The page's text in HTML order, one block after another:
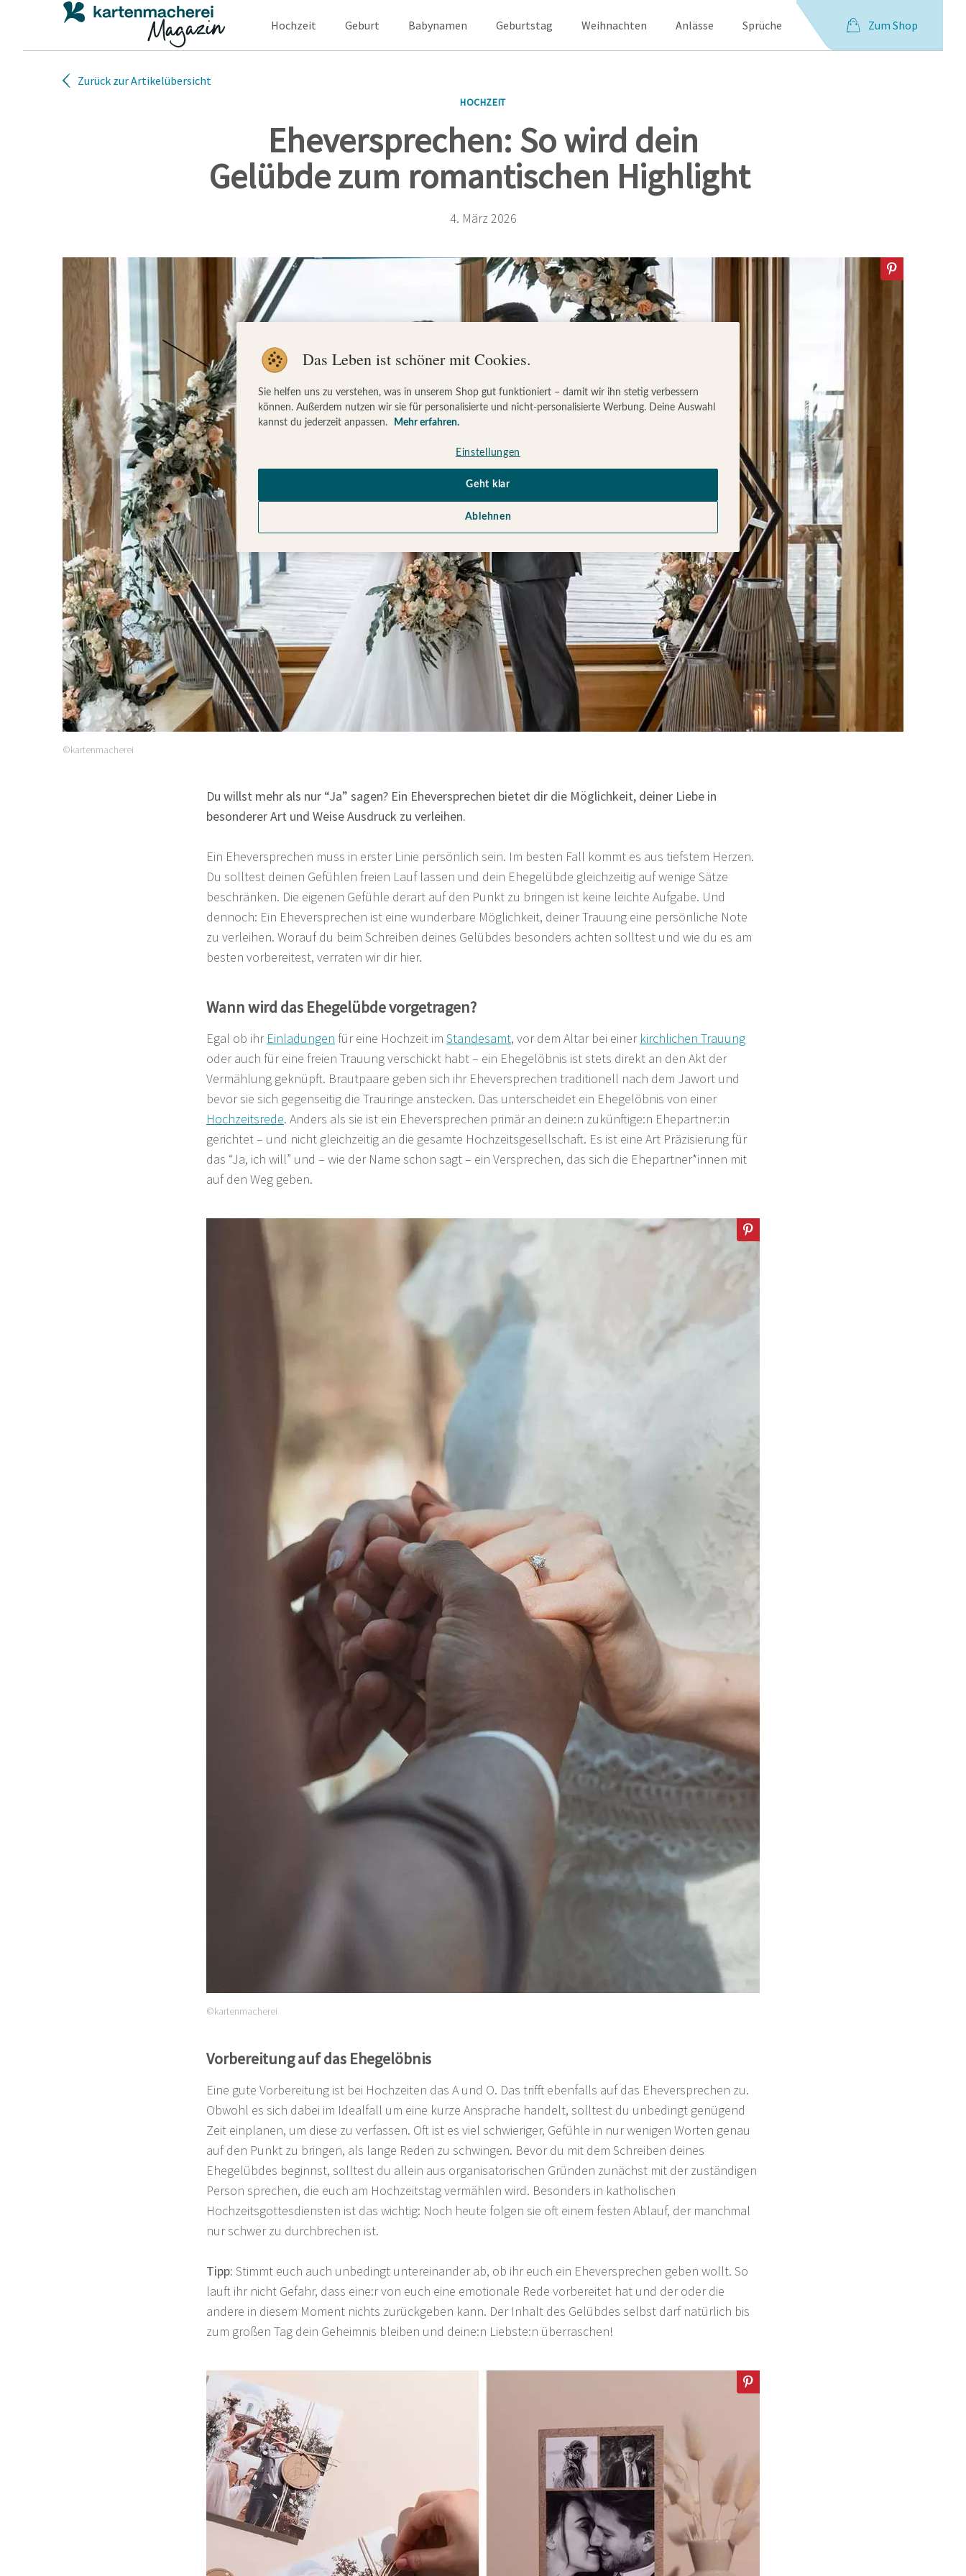
Zum Shop
Hochzeit Geburt Babynamen Geburtstag Weihnachten Anlässe Sprüche
Zurück zur Artikelübersicht
HOCHZEIT
Eheversprechen: So wird dein
Gelübde zum romantischen Highlight
4. März 2026
©kartenmacherei
Du willst mehr als nur “Ja” sagen? Ein Eheversprechen bietet dir die Möglichkeit, deiner Liebe in
besonderer Art und Weise Ausdruck zu verleihen.
Ein Eheversprechen muss in erster Linie persönlich sein. Im besten Fall kommt es aus tiefstem Herzen.
Du solltest deinen Gefühlen freien Lauf lassen und dein Ehegelübde gleichzeitig auf wenige Sätze
beschränken. Die eigenen Gefühle derart auf den Punkt zu bringen ist keine leichte Aufgabe. Und
dennoch: Ein Eheversprechen ist eine wunderbare Möglichkeit, deiner Trauung eine persönliche Note
zu verleihen. Worauf du beim Schreiben deines Gelübdes besonders achten solltest und wie du es am
besten vorbereitest, verraten wir dir hier.
Wann wird das Ehegelübde vorgetragen?
Egal ob ihr Einladungen für eine Hochzeit im Standesamt, vor dem Altar bei einer kirchlichen Trauung
oder auch für eine freien Trauung verschickt habt – ein Ehegelöbnis ist stets direkt an den Akt der
Vermählung geknüpft. Brautpaare geben sich ihr Eheversprechen traditionell nach dem Jawort und
bevor sie sich gegenseitig die Trauringe anstecken. Das unterscheidet ein Ehegelöbnis von einer
Hochzeitsrede. Anders als sie ist ein Eheversprechen primär an deine:n zukünftige:n Ehepartner:in
gerichtet – und nicht gleichzeitig an die gesamte Hochzeitsgesellschaft. Es ist eine Art Präzisierung für
das “Ja, ich will” und – wie der Name schon sagt – ein Versprechen, das sich die Ehepartner*innen mit
auf den Weg geben.
©kartenmacherei
Vorbereitung auf das Ehegelöbnis
Eine gute Vorbereitung ist bei Hochzeiten das A und O. Das trifft ebenfalls auf das Eheversprechen zu.
Obwohl es sich dabei im Idealfall um eine kurze Ansprache handelt, solltest du unbedingt genügend
Zeit einplanen, um diese zu verfassen. Oft ist es viel schwieriger, Gefühle in nur wenigen Worten genau
auf den Punkt zu bringen, als lange Reden zu schwingen. Bevor du mit dem Schreiben deines
Ehegelübdes beginnst, solltest du allein aus organisatorischen Gründen zunächst mit der zuständigen
Person sprechen, die euch am Hochzeitstag vermählen wird. Besonders in katholischen
Hochzeitsgottesdiensten ist das wichtig: Noch heute folgen sie oft einem festen Ablauf, der manchmal
nur schwer zu durchbrechen ist.
Tipp: Stimmt euch auch unbedingt untereinander ab, ob ihr euch ein Eheversprechen geben wollt. So
lauft ihr nicht Gefahr, dass eine:r von euch eine emotionale Rede vorbereitet hat und der oder die
andere in diesem Moment nichts zurückgeben kann. Der Inhalt des Gelübdes selbst darf natürlich bis
zum großen Tag dein Geheimnis bleiben und deine:n Liebste:n überraschen!
Das Leben ist schöner mit Cookies.
Sie helfen uns zu verstehen, was in unserem Shop gut funktioniert – damit wir ihn stetig verbessern
können. Außerdem nutzen wir sie für personalisierte und nicht-personalisierte Werbung. Deine Auswahl
kannst du jederzeit anpassen.
Mehr erfahren.
Einstellungen
Ablehnen
Geht klar